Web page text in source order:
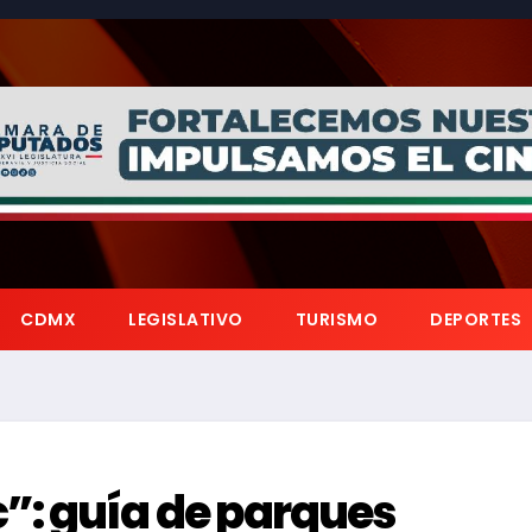
CDMX LEGISLATIVO TURISMO DEPORTES
guía de parques